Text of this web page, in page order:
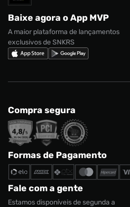
Nike Shox
Regulamento CRM/ CASHBACK
Regulamento Cupom
Baixe agora o App MVP
A maior plataforma de lançamentos
exclusivos de SNKRS
Compra segura
Formas de Pagamento
Fale com a gente
Estamos disponíveis de segunda a